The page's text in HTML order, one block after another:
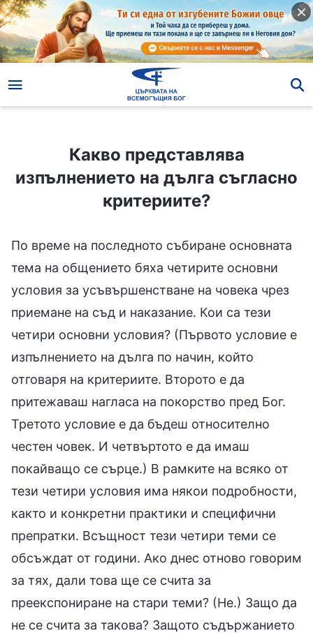
Какво представлява
изпълнението на дълга съгласно
критериите?
По време на последното събиране основната
тема на общението бяха четирите основни
условия за усъвършенстване на човека чрез
приемане на съд и наказание. Кои са тези
четири основни условия? (Първото условие е
изпълнението на дълга по начин, който
отговаря на критериите. Второто е да
притежаваш нагласа на покорство пред Бог.
Третото условие е да бъдеш относително
честен човек. И четвъртото е да имаш
покайващо се сърце.) В рамките на всяко от
тези четири условия има някои подробности,
както и конкретни практики и специфични
препратки. Всъщност тези четири теми се
обсъждат от години. Ако днес отново говорим
за тях, дали това ще се счита за
преекспониране на стари теми? (Не.) Защо да
не се счита за такова? Защото съдържанието